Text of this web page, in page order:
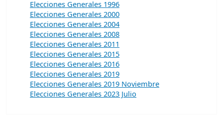
Elecciones Generales 1996
Elecciones Generales 2000
Elecciones Generales 2004
Elecciones Generales 2008
Elecciones Generales 2011
Elecciones Generales 2015
Elecciones Generales 2016
Elecciones Generales 2019
Elecciones Generales 2019 Noviembre
Elecciones Generales 2023 Julio